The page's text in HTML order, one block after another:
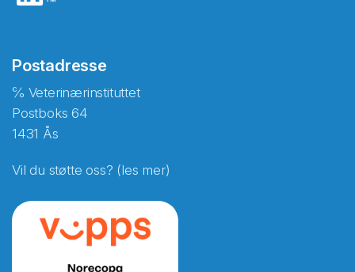
Postadresse
℅ Veterinærinstituttet
Postboks 64
1431 Ås
Vil du støtte oss? (les mer)